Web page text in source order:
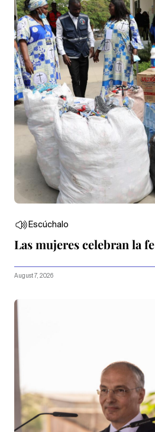
Escúchalo
Las mujeres celebran la fe
August 7, 2026